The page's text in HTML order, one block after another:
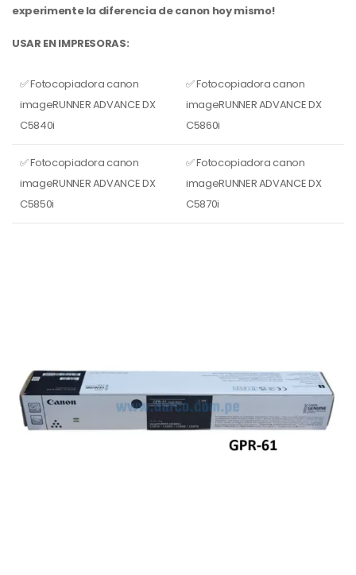
experimente la diferencia de canon hoy mismo!
USAR EN IMPRESORAS:
✅ Fotocopiadora canon
imageRUNNER ADVANCE DX
C5840i
✅ Fotocopiadora canon
imageRUNNER ADVANCE DX
C5860i
✅ Fotocopiadora canon
imageRUNNER ADVANCE DX
C5850i
✅ Fotocopiadora canon
imageRUNNER ADVANCE DX
C5870i